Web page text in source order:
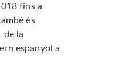
fins a
és
de la
espanyol a